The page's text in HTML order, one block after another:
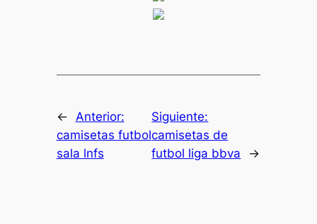
←
Anterior:
camisetas futbol
sala lnfs
Siguiente:
camisetas de
futbol liga bbva
→